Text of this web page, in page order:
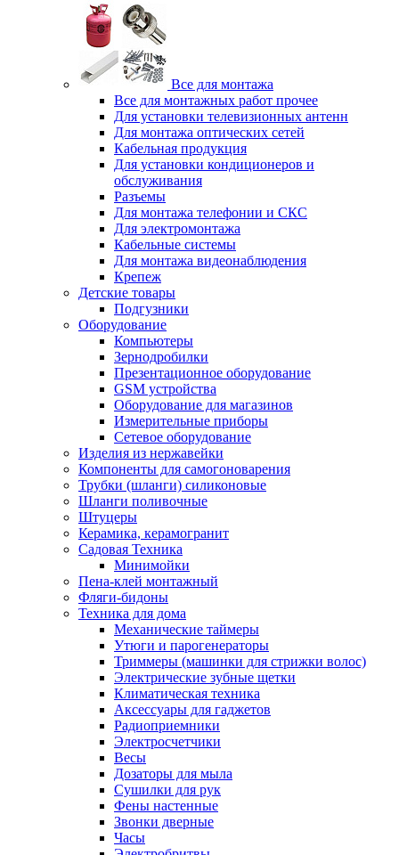
Все для монтажа
Все для монтажных работ прочее
Для установки телевизионных антенн
Для монтажа оптических сетей
Кабельная продукция
Для установки кондиционеров и
обслуживания
Разъемы
Для монтажа телефонии и СКС
Для электромонтажа
Кабельные системы
Для монтажа видеонаблюдения
Крепеж
Детские товары
Подгузники
Оборудование
Компьютеры
Зернодробилки
Презентационное оборудование
GSM устройства
Оборудование для магазинов
Измерительные приборы
Сетевое оборудование
Изделия из нержавейки
Компоненты для самогоноварения
Трубки (шланги) силиконовые
Шланги поливочные
Штуцеры
Керамика, керамогранит
Садовая Техника
Минимойки
Пена-клей монтажный
Фляги-бидоны
Техника для дома
Механические таймеры
Утюги и парогенераторы
Триммеры (машинки для стрижки волос)
Электрические зубные щетки
Климатическая техника
Аксессуары для гаджетов
Радиоприемники
Электросчетчики
Весы
Дозаторы для мыла
Сушилки для рук
Фены настенные
Звонки дверные
Часы